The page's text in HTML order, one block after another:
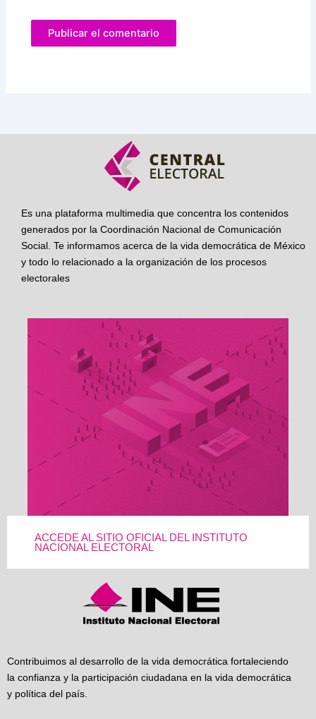
Es una plataforma multimedia que concentra los contenidos
generados por la Coordinación Nacional de Comunicación
Social. Te informamos acerca de la vida democrática de México
y todo lo relacionado a la organización de los procesos
electorales
ACCEDE AL SITIO OFICIAL DEL INSTITUTO
NACIONAL ELECTORAL
Contribuimos al desarrollo de la vida democrática fortaleciendo
la confianza y la participación ciudadana en la vida democrática
y política del país.